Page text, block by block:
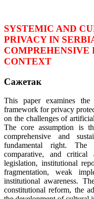
SYSTEMIC AND
PRIVACY IN
CONTEXT
Сажетак
This paper examines
framework for privacy
on the challenges of
The core assumption is
comprehensive and
fundamental right. The
comparative, and critical
legislation, institutional
fragmentation, weak
institutional awareness.
constitutional reform, the